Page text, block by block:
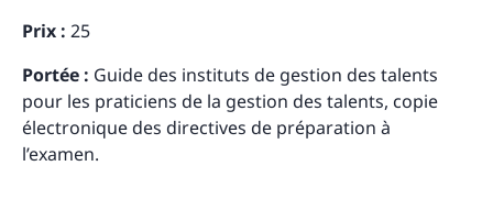
Prix : 25
Portée : Guide des instituts de gestion des talents
pour les praticiens de la gestion des talents, copie
électronique des directives de préparation à
l’examen.